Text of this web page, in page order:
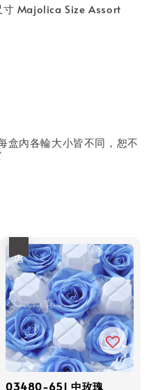
寸 Majolica Size Assort
盒內各輪大小皆不同，恕不
03480-651 中玫瑰